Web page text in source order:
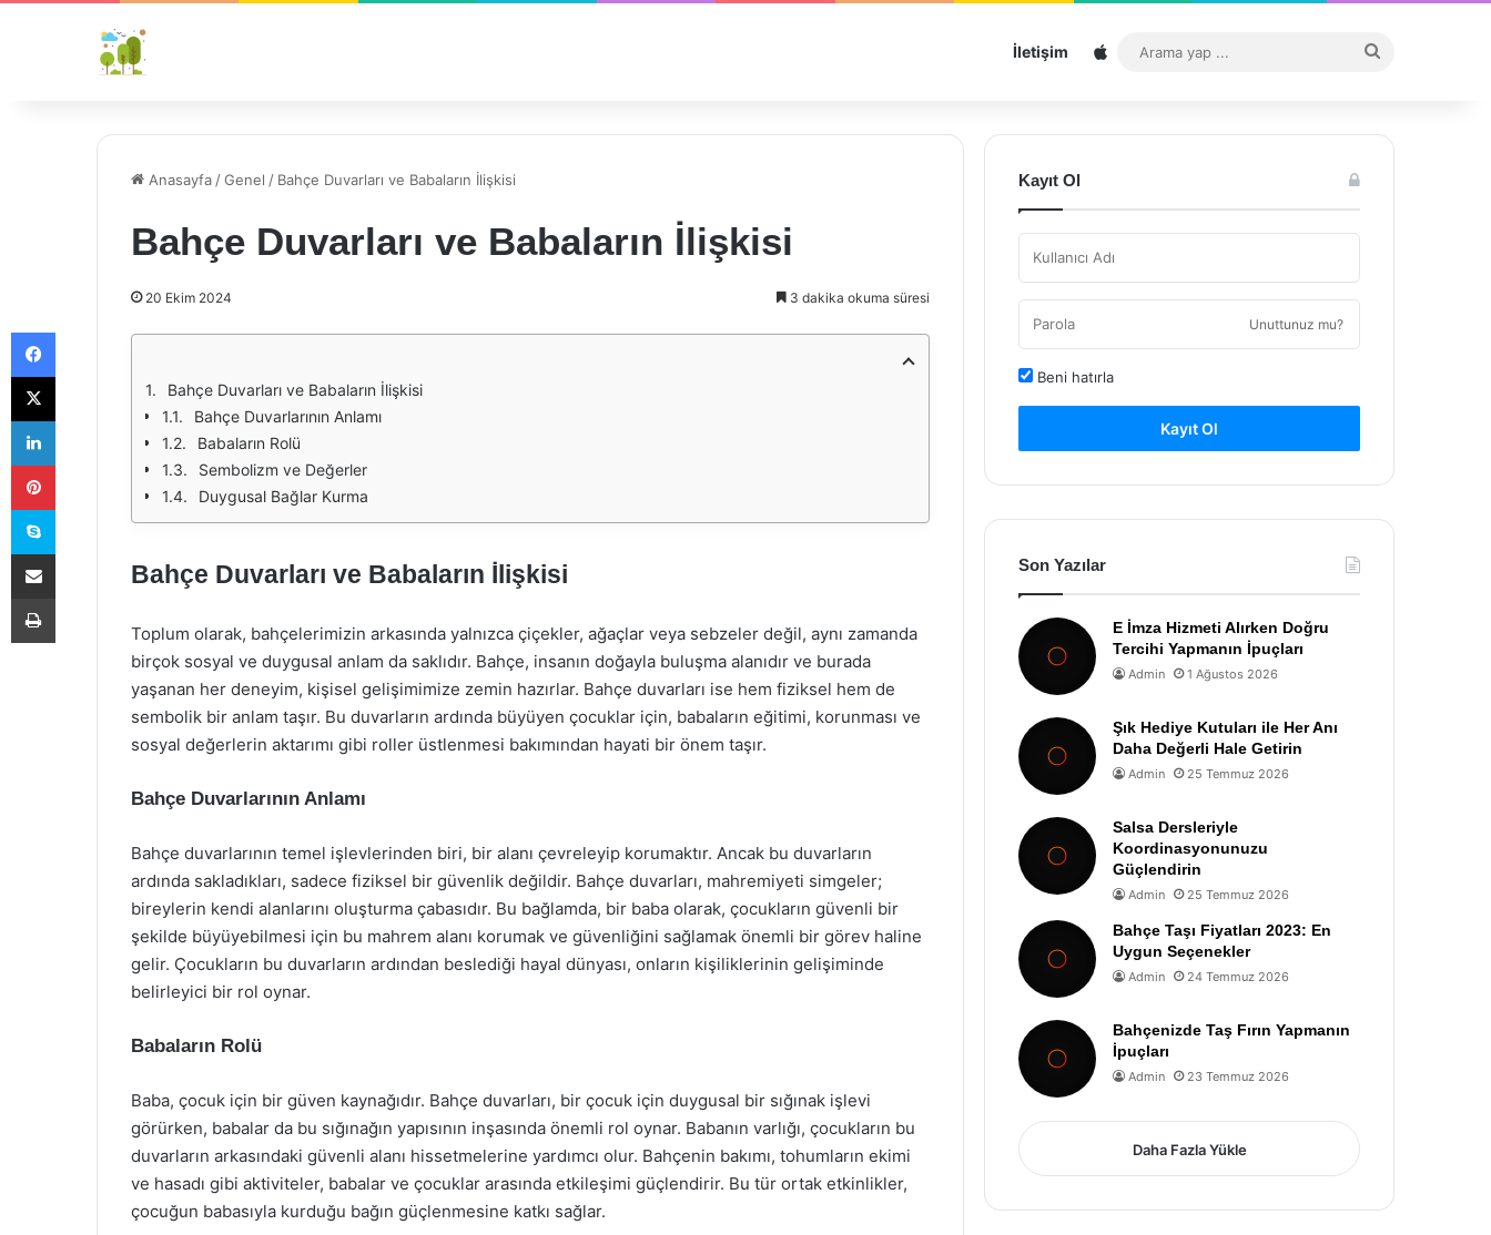
İletişim Sitemap
...
Anasayfa /Genel / Bahçe Duvarları ve Babaların İlişkisi
Bahçe Duvarları ve Babaların İlişkisi
20 Ekim 2024 3 dakika okuma süresi
Bahçe Duvarları ve Babaların İlişkisi
Bahçe Duvarlarının Anlamı
Babaların Rolü
Sembolizm ve Değerler
Duygusal Bağlar Kurma
Bahçe Duvarları ve Babaların İlişkisi
Toplum olarak, bahçelerimizin arkasında yalnızca çiçekler, ağaçlar veya sebzeler değil, aynı zamanda
birçok sosyal ve duygusal anlam da saklıdır. Bahçe, insanın doğayla buluşma alanıdır ve burada
yaşanan her deneyim, kişisel gelişimimize zemin hazırlar. Bahçe duvarları ise hem fiziksel hem de
sembolik bir anlam taşır. Bu duvarların ardında büyüyen çocuklar için, babaların eğitimi, korunması ve
sosyal değerlerin aktarımı gibi roller üstlenmesi bakımından hayati bir önem taşır.
Bahçe Duvarlarının Anlamı
Bahçe duvarlarının temel işlevlerinden biri, bir alanı çevreleyip korumaktır. Ancak bu duvarların
ardında sakladıkları, sadece fiziksel bir güvenlik değildir. Bahçe duvarları, mahremiyeti simgeler;
bireylerin kendi alanlarını oluşturma çabasıdır. Bu bağlamda, bir baba olarak, çocukların güvenli bir
şekilde büyüyebilmesi için bu mahrem alanı korumak ve güvenliğini sağlamak önemli bir görev haline
gelir. Çocukların bu duvarların ardından beslediği hayal dünyası, onların kişiliklerinin gelişiminde
belirleyici bir rol oynar.
Babaların Rolü
Baba, çocuk için bir güven kaynağıdır. Bahçe duvarları, bir çocuk için duygusal bir sığınak işlevi
görürken, babalar da bu sığınağın yapısının inşasında önemli rol oynar. Babanın varlığı, çocukların bu
duvarların arkasındaki güvenli alanı hissetmelerine yardımcı olur. Bahçenin bakımı, tohumların ekimi
ve hasadı gibi aktiviteler, babalar ve çocuklar arasında etkileşimi güçlendirir. Bu tür ortak etkinlikler,
çocuğun babasıyla kurduğu bağın güçlenmesine katkı sağlar.
Kayıt Ol
Unuttunuz mu?
Beni hatırla
Kayıt Ol
Son Yazılar
E İmza Hizmeti Alırken Doğru
Tercihi Yapmanın İpuçları
Admin 1 Ağustos 2026
Şık Hediye Kutuları ile Her Anı
Daha Değerli Hale Getirin
Admin 25 Temmuz 2026
Salsa Dersleriyle
Koordinasyonunuzu
Güçlendirin
Admin 25 Temmuz 2026
Bahçe Taşı Fiyatları 2023: En
Uygun Seçenekler
Admin 24 Temmuz 2026
Bahçenizde Taş Fırın Yapmanın
İpuçları
Admin 23 Temmuz 2026
Daha Fazla Yükle
Facebook
X
LinkedIn
Pinterest
Skype
E-Posta ile paylaş